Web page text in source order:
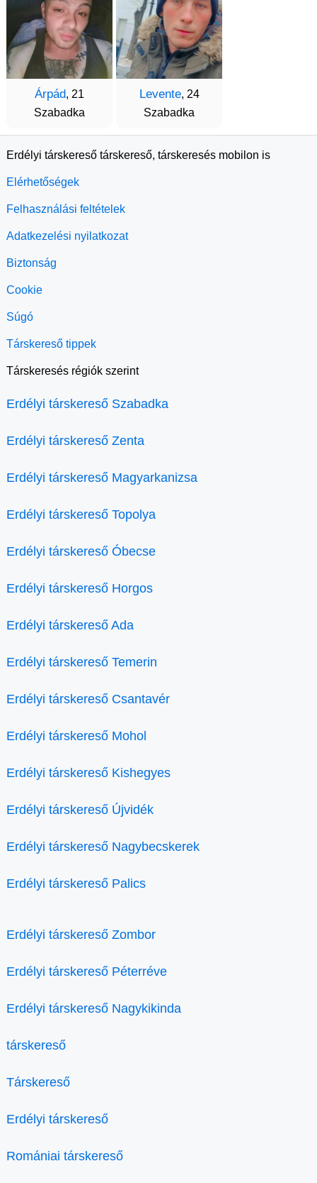
Árpád, 21
Szabadka
Levente, 24
Szabadka
Erdélyi társkereső társkereső, társkeresés mobilon is
Elérhetőségek
Felhasználási feltételek
Adatkezelési nyilatkozat
Biztonság
Cookie
Súgó
Társkereső tippek
Társkeresés régiók szerint
Erdélyi társkereső Szabadka
Erdélyi társkereső Zenta
Erdélyi társkereső Magyarkanizsa
Erdélyi társkereső Topolya
Erdélyi társkereső Óbecse
Erdélyi társkereső Horgos
Erdélyi társkereső Ada
Erdélyi társkereső Temerin
Erdélyi társkereső Csantavér
Erdélyi társkereső Mohol
Erdélyi társkereső Kishegyes
Erdélyi társkereső Újvidék
Erdélyi társkereső Nagybecskerek
Erdélyi társkereső Palics
Erdélyi társkereső Zombor
Erdélyi társkereső Péterréve
Erdélyi társkereső Nagykikinda
társkereső
Társkereső
Erdélyi társkereső
Romániai társkereső